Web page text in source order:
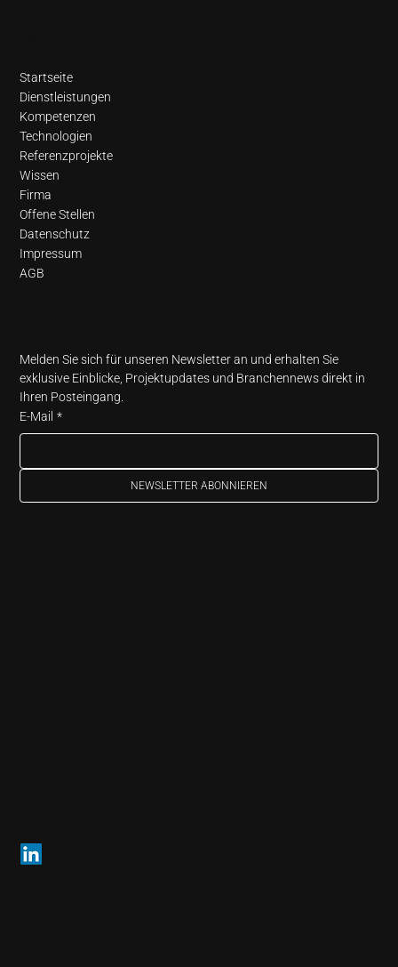
Melden Sie sich für unseren Newsletter an und erhalten Sie
exklusive Einblicke, Projektupdates und Branchennews direkt in
Ihren Posteingang.
E-Mail *
NEWSLETTER ABONNIEREN
Startseite
Dienstleistungen
Kompetenzen
Technologien
Referenzprojekte
Wissen
Firma
Offene Stellen
Datenschutz
Impressum
AGB